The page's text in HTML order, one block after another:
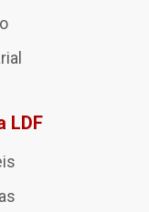
LDF